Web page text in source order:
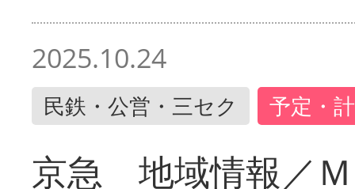
2025.10.24
民鉄・公営・三セク 予定・
京急 地域情報／